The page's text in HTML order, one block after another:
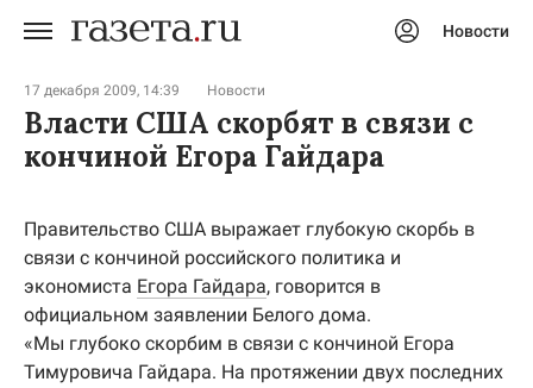
Новости
17 декабря 2009, 14:39 Новости
Власти США скорбят в связи с
кончиной Егора Гайдара
Правительство США выражает глубокую скорбь в
связи с кончиной российского политика и
экономиста Егора Гайдара, говорится в
официальном заявлении Белого дома.
«Мы глубоко скорбим в связи с кончиной Егора
Тимуровича Гайдара. На протяжении двух последних